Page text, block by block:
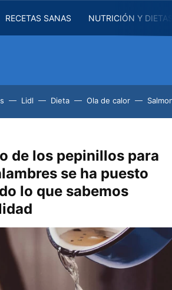
RECETAS SANAS NUTRICIÓN Y
Lidl Dieta Ola de calor
de los pepinillos para
se ha puesto
lo que sabemos